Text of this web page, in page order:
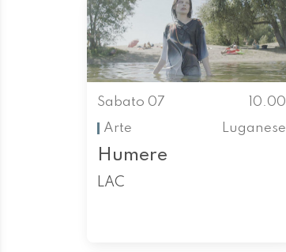
Sabato 07
10.00
Arte
Luganese
Humere
LAC